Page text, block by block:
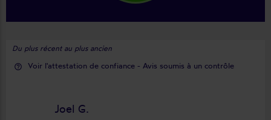
Du plus récent au plus ancien
help_outline Voir l'attestation de confiance - Avis soumis à un contrôle
Joel G.